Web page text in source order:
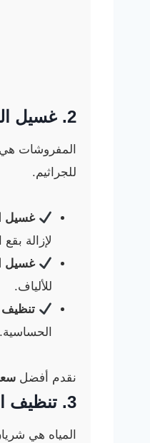
2. غسيل
المفروشات هي
للجراثيم.
غسيل
لإزالة
غسيل
للألياف.
تنظيف
الحساسية.
نقدم أفضل
3. تنظيف
المياه هي